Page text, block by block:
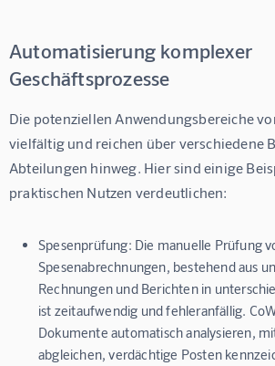
Automatisierung komplexer
Geschäftsprozesse
Die potenziellen Anwendungsbereiche
vielfältig und reichen über verschiedene
Abteilungen hinweg. Hier sind einige
praktischen Nutzen verdeutlichen:
Spesenprüfung: Die manuelle Prüfung
Spesenabrechnungen, bestehend aus
Rechnungen und Berichten in
ist zeitaufwendig und fehleranfällig.
Dokumente automatisch analysieren,
abgleichen, verdächtige Posten